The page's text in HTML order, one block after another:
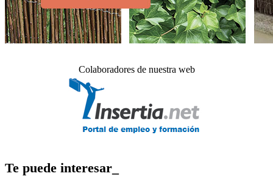
Colaboradores de nuestra web
Te puede interesar_